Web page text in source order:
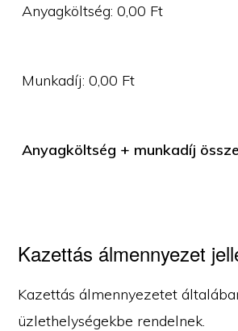
Anyagköltség:0,00 Ft
Munkadíj:0,00 Ft
Anyagköltség + munkadíj
Kazettás álmennyezet
Kazettás álmennyezetet
üzlethelységekbe rendelnek.